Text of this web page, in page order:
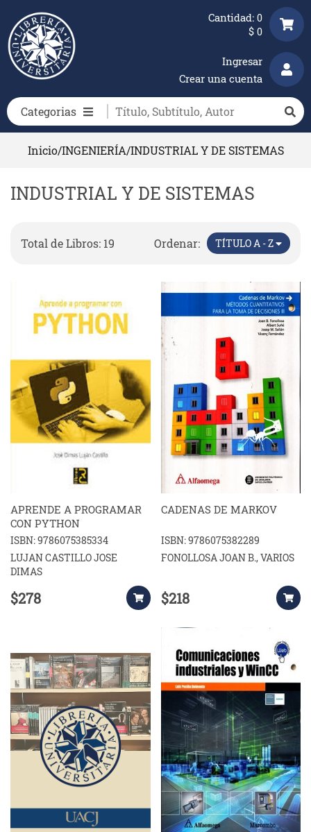
Categorias
Ingresar
Crear una cuenta
Cantidad: 0
$ 0
Inicio/INGENIERÍA/INDUSTRIAL Y DE SISTEMAS
INDUSTRIAL Y DE SISTEMAS
Total de Libros: 19 Ordenar: TÍTULO A - Z
APRENDE A PROGRAMAR
CON PYTHON
ISBN: 9786075385334
LUJAN CASTILLO JOSE
DIMAS
$278
CADENAS DE MARKOV
ISBN: 9786075382289
FONOLLOSA JOAN B., VARIOS
$218